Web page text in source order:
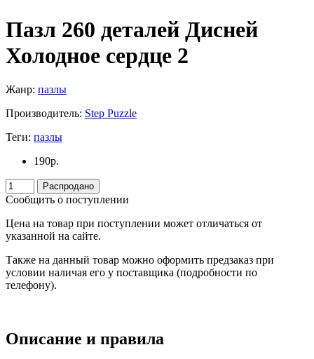
Пазл 260 деталей Дисней
Холодное сердце 2
Жанр: пазлы
Производитель: Step Puzzle
Теги: пазлы
190р.
Распродано
Сообщить о поступлении
Цена на товар при поступлении может отличаться от
указанной на сайте.
Также на данный товар можно оформить предзаказ при
условии наличая его у поставщика (подробности по
телефону).
Описание и правила